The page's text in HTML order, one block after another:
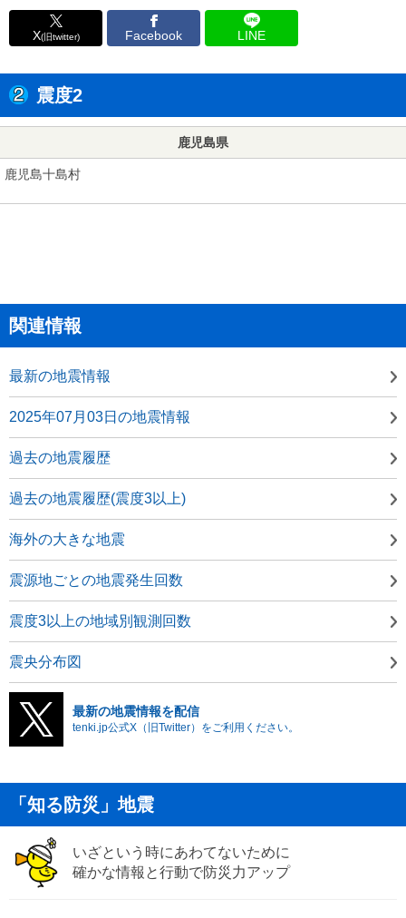
X(旧twitter) Facebook LINE
震度2
鹿児島県
鹿児島十島村
関連情報
最新の地震情報
2025年07月03日の地震情報
過去の地震履歴
過去の地震履歴(震度3以上)
海外の大きな地震
震源地ごとの地震発生回数
震度3以上の地域別観測回数
震央分布図
最新の地震情報を配信
tenki.jp公式X（旧Twitter）をご利用ください。
「知る防災」地震
いざという時にあわてないために
確かな情報と行動で防災力アップ